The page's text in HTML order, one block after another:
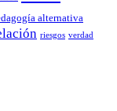
alternativa
riesgos verdad